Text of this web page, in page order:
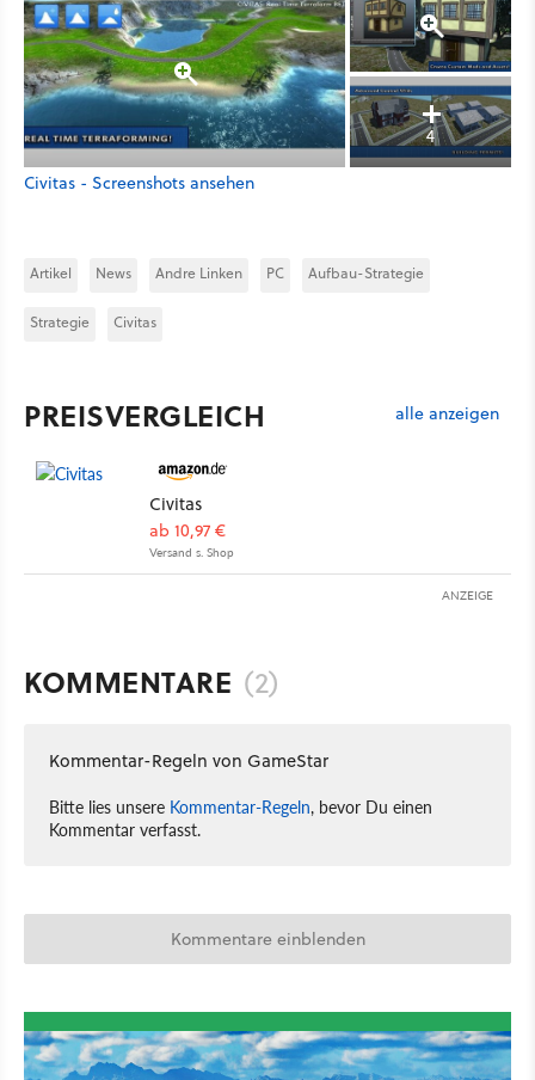
4
Civitas - Screenshots ansehen
Artikel News Andre Linken PC Aufbau-Strategie
Strategie Civitas
PREISVERGLEICH alle anzeigen
Civitas
ab 10,97 €
Versand s. Shop
ANZEIGE
KOMMENTARE (2)
Kommentar-Regeln von GameStar
Bitte lies unsere Kommentar-Regeln, bevor Du einen
Kommentar verfasst.
Kommentare einblenden